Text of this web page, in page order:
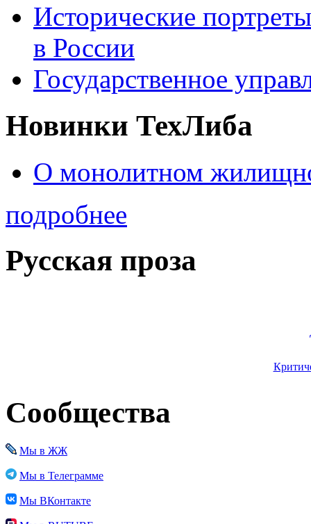
Исторические
в России
Государственное
Новинки ТехЛиба
О монолитном
подробнее
Русская проза
Сообщества
Мы в ЖЖ
Мы в Телеграмме
Мы ВКонтакте